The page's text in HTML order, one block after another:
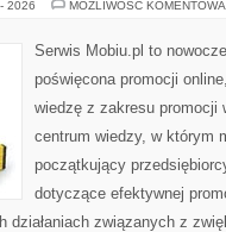
2026 MOŻLIWOŚĆ
Serwis Mobiu.pl to
poświęcona promocji
wiedzę z zakresu promocji
centrum wiedzy, w którym
początkujący
dotyczące efektywnej
działaniach związanych z